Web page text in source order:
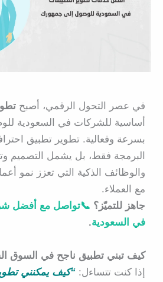
في عصر التحول الرقمي، أصبح
أساسية للشركات في السعودية
بسرعة وفعالية. تطوير تطبيق
البرمجة فقط، بل يشمل التصميم
والوظائف الذكية التي تعزز نمو
مع العملاء.
جاهز للتميّز؟ 📞تواصل مع أفضل
في السعودية.
كيف تبني تطبيق ناجح في السوق
إذا كنت تتساءل: “كيف يمكنني